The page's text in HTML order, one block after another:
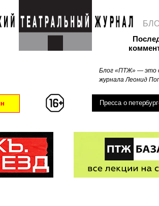
Блог «ПТЖ» — это
журнала Леонид
Пресса о